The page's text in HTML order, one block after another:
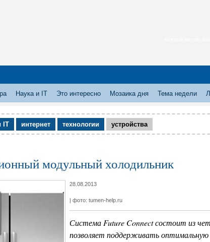
Наука и IT Это интересно Мозаика дня Тема недели
IT интернет технологии устройства
модульный холодильник
28.08.2013
| фото: tumen-help.ru
Система Future Connect состоит из
позволяет поддерживать